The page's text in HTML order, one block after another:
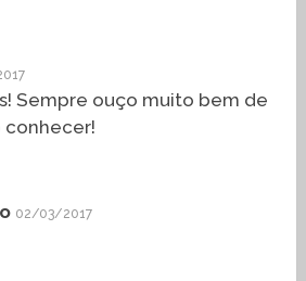
Sempre ouço muito bem de
conhecer!
02/03/2017